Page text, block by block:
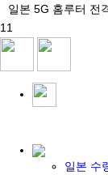
일본 5G 홈루터 전
11
일본 수
\아이비디오
2026-08-11
일본 5G 홈루터 전
11